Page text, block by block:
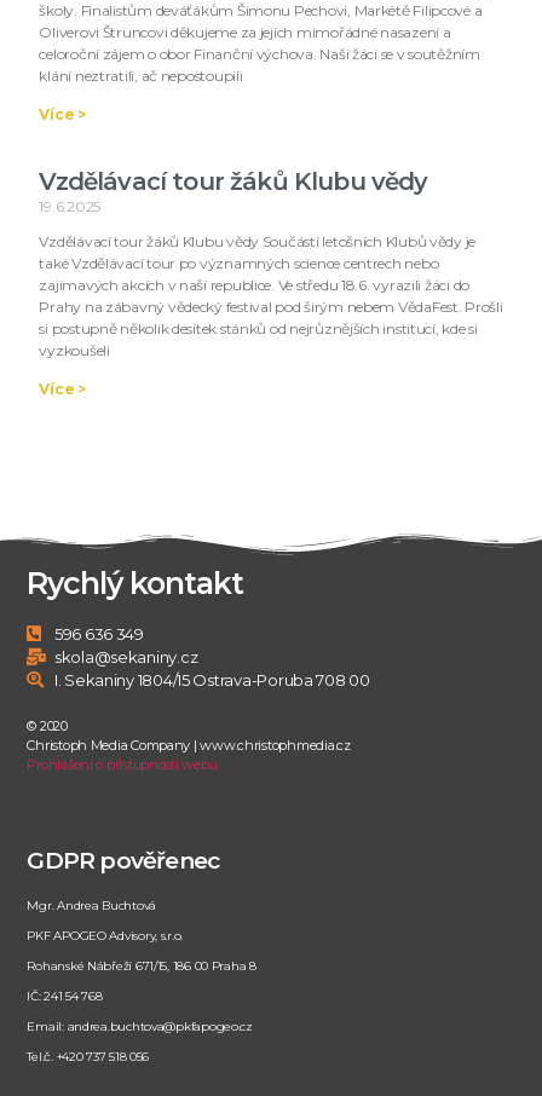
školy. Finalistům deváťákům Šimonu Pechovi, Markétě Filipcové a
Oliverovi Štruncovi děkujeme za jejich mimořádné nasazení a
celoroční zájem o obor Finanční výchova. Naši žáci se v soutěžním
klání neztratili, ač nepostoupili
Více >
Vzdělávací tour žáků Klubu vědy
19.6.2025
Vzdělávací tour žáků Klubu vědy Součástí letošních Klubů vědy je
také Vzdělávací tour po významných science centrech nebo
zajímavých akcích v naší republice. Ve středu 18.6. vyrazili žáci do
Prahy na zábavný vědecký festival pod širým nebem VědaFest. Prošli
si postupně několik desítek stánků od nejrůznějších institucí, kde si
vyzkoušeli
Více >
Rychlý kontakt
596 636 349
skola@sekaniny.cz
I. Sekaniny 1804/15 Ostrava-Poruba 708 00
© 2020
Christoph Media Company | www.christophmedia.cz
Prohlášení o přístupnosti webu
GDPR pověřenec
Mgr. Andrea Buchtová
PKF APOGEO Advisory, s.r.o.
Rohanské Nábřeží 671/15, 186 00 Praha 8
IČ: 241 54 768
Email: andrea.buchtova@pkfapogeo.cz
Tel.č. +420 737 518 056